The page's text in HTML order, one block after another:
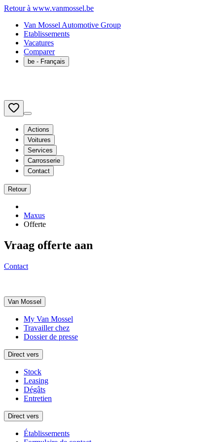
Retour à www.vanmossel.be
Van Mossel Automotive Group
Etablissements
Vacatures
Comparer
be - Français
Actions
Voitures
Services
Carrosserie
Contact
Retour
Maxus
Offerte
Vraag offerte aan
Contact
Van Mossel
My Van Mossel
Travailler chez
Dossier de presse
Direct vers
Stock
Leasing
Dégâts
Entretien
Direct vers
Établissements